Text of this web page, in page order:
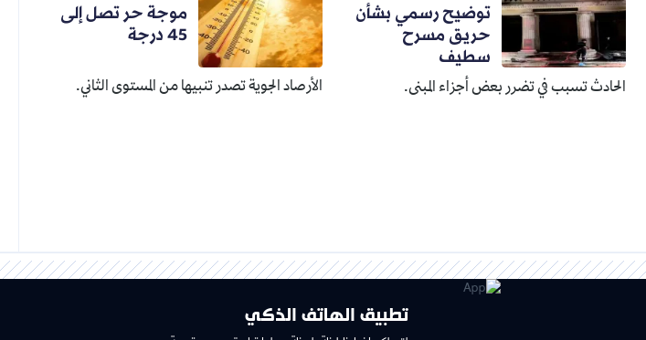
توضيح رسمي بشأن
حريق مسرح
سطيف
الحادث تسبب في تضرر بعض أجزاء المبنى.
موجة حر تصل إلى
45 درجة
الأرصاد الجوية تصدر تنبيها من المستوى الثاني.
تطبيق الهاتف الذكي